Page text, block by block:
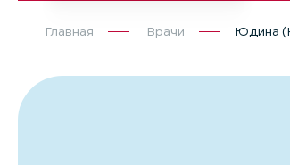
Главная Врачи Юдина